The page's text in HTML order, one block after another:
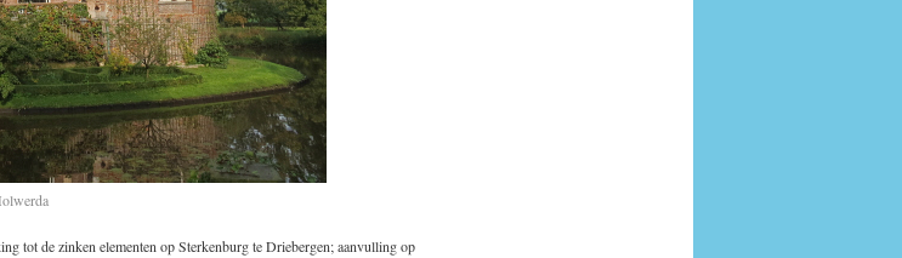
tot de zinken elementen op Sterkenburg te Driebergen; aanvulling op